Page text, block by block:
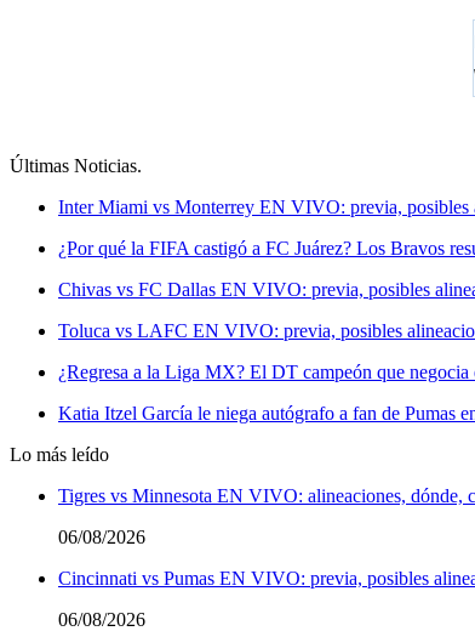
Últimas Noticias.
Inter Miami vs Monterrey EN VIVO: previa, posibles
¿Por qué la FIFA castigó a FC Juárez? Los Bravos
Chivas vs FC Dallas EN VIVO: previa, posibles
Toluca vs LAFC EN VIVO: previa, posibles
¿Regresa a la Liga MX? El DT campeón que negocia
Katia Itzel García le niega autógrafo a fan de Pumas
Lo más leído
Tigres vs Minnesota EN VIVO: alineaciones, dónde,
06/08/2026
Cincinnati vs Pumas EN VIVO: previa, posibles
06/08/2026